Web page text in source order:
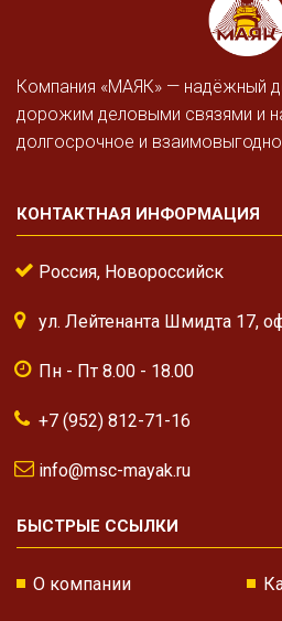
Компания «МАЯК» — надёжный
дорожим деловыми связями и
долгосрочное и
КОНТАКТНАЯ ИНФОРМАЦИЯ
Россия, Новороссийск
ул. Лейтенанта Шмидта 17,
Пн - Пт 8.00 - 18.00
+7 (952) 812-71-16
info@msc-mayak.ru
БЫСТРЫЕ ССЫЛКИ
О компании